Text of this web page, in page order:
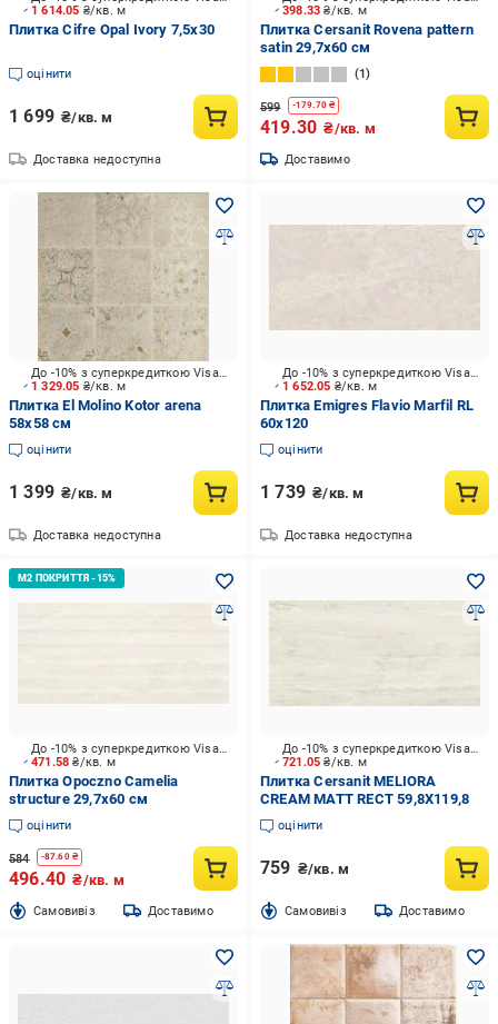
1 614.05 ₴/кв. м
Плитка Cifre Opal Ivory 7,5x30
оцінити
1 699 ₴/кв. м
Доставка недоступна
398.33₴/кв. м
Плитка Cersanit Rovena pattern
satin 29,7х60 см
1
599 -179.70₴
419.30 ₴/кв. м
Доставимо
1 329.05 ₴/кв. м
До -10% з суперкредиткою Visa Вигода
Плитка El Molino Kotor arena
58x58 см
оцінити
1 399 ₴/кв. м
Доставка недоступна
1 652.05 ₴/кв. м
До -10% з суперкредиткою Visa Вигода
Плитка Emigres Flavio Marfil RL
60x120
оцінити
1 739 ₴/кв. м
Доставка недоступна
471.58₴/кв. м
До -10% з суперкредиткою Visa Вигода
Плитка Opoczno Camelia
structure 29,7x60 см
оцінити
584 -87.60₴
496.40 ₴/кв. м
Cамовивіз Доставимо
721.05₴/кв. м
До -10% з суперкредиткою Visa Вигода
Плитка Cersanit MELIORA
CREAM MATT RECT 59,8X119,8
оцінити
759 ₴/кв. м
Cамовивіз Доставимо